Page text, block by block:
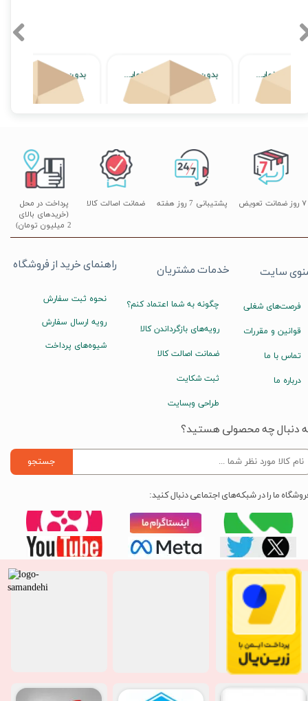
اتمام موجودی
اتمام موجودی
پشتیبانی 7 روز هفته
پرداخت در محل
(خریدهای بالای
2 میلیون تومان)
۷ روز ضمانت تعویض ضمانت اصالت کالا
راهنمای خرید از فروشگاه
نحوه ثبت سفارش
رویه ارسال سفارش
شیوه‌های پرداخت
خدمات مشتریان
چگونه به شما اعتماد کنم؟
رویه‌های بازگرداندن کالا
ضمانت اصالت کالا
ثبت شکایت
طراحی وبسایت
سایت
فرصت‌های شغلی
قوانین و مقررات
تماس با ما
درباره ما
دنبال چه محصولی هستید؟
جستجو
ما را در شبکه‌های اجتماعی دنبال کنید: